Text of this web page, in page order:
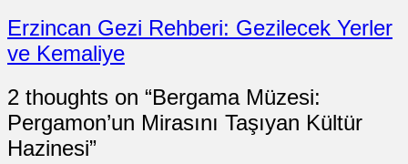
Erzincan Gezi Rehberi: Gezilecek Yerler
ve Kemaliye
2 thoughts on “Bergama Müzesi:
Pergamon’un Mirasını Taşıyan Kültür
Hazinesi”